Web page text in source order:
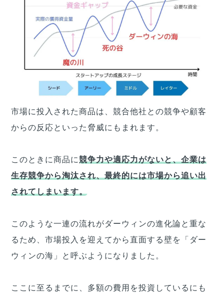
市場に投入された商品は、競合他社との競争や顧客
からの反応といった脅威にもまれます。
このときに商品に競争力や適応力がないと、企業は
生存競争から淘汰され、最終的には市場から追い出
されてしまいます。
このような一連の流れがダーウィンの進化論と重な
るため、市場投入を迎えてから直面する壁を「ダー
ウィンの海」と呼ぶようになりました。
ここに至るまでに、多額の費用を投資しているにも